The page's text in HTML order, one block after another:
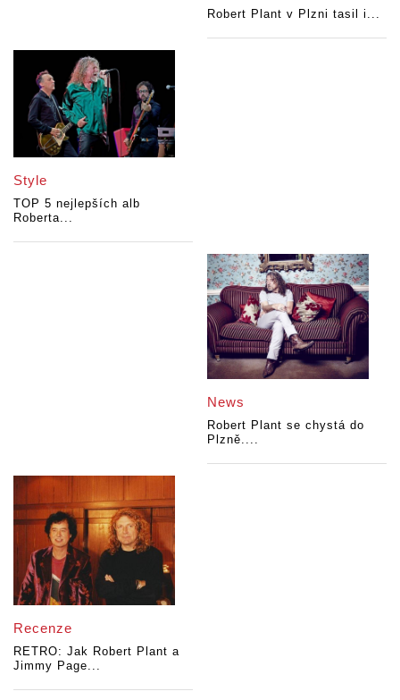
Robert Plant v Plzni tasil i...
Style
TOP 5 nejlepších alb
Roberta...
News
Robert Plant se chystá do
Plzně....
Recenze
RETRO: Jak Robert Plant a
Jimmy Page...